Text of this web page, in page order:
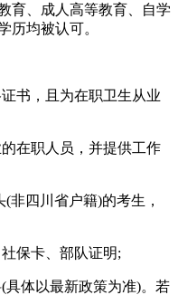
育、成人高等教育、自学
历均被认可。
书，且为在职卫生从业
在职人员，并提供工作
(非四川省户籍)的考生，
保卡、部队证明;
具体以最新政策为准)。若